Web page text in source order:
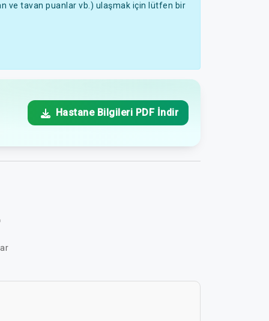
ve tavan puanlar vb.) ulaşmak için lütfen bir
Hastane Bilgileri PDF İndir